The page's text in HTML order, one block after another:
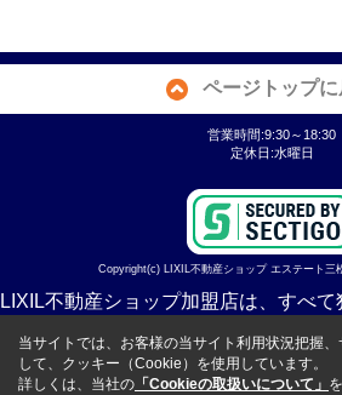
ページトップに
営業時間:9:30～18:30
定休日:水曜日
Copyright(c) LIXIL不動産ショップ エステート三
LIXIL不動産ショップ加盟店は、すべて
当サイトでは、お客様の当サイト利用状況把握
して、クッキー（Cookie）を使用しています。
詳しくは、当社の 「Cookieの取扱いについて」